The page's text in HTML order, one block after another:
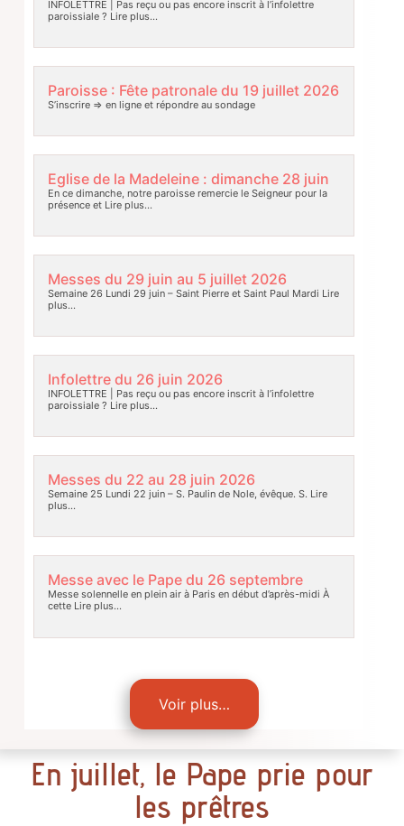
INFOLETTRE | Pas reçu ou pas encore inscrit à l’infolettre
paroissiale ? Lire plus…
Paroisse : Fête patronale du 19 juillet 2026
S’inscrire => en ligne et répondre au sondage
Eglise de la Madeleine : dimanche 28 juin
En ce dimanche, notre paroisse remercie le Seigneur pour la
présence etLire plus…
Messes du 29 juin au 5 juillet 2026
Semaine 26 Lundi 29 juin – Saint Pierre et Saint Paul Mardi Lire
plus…
Infolettre du 26 juin 2026
INFOLETTRE | Pas reçu ou pas encore inscrit à l’infolettre
paroissiale ? Lire plus…
Messes du 22 au 28 juin 2026
Semaine 25 Lundi 22 juin – S. Paulin de Nole, évêque. S. Lire
plus…
Messe avec le Pape du 26 septembre
Messe solennelle en plein air à Paris en début d’après-midi À
cetteLire plus…
Voir plus…
En juillet, le Pape prie pour
les prêtres